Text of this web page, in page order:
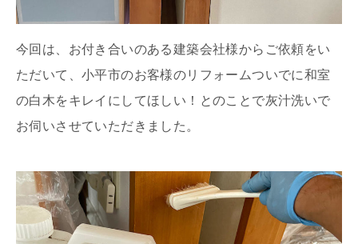
今回は、お付き合いのある建築会社様からご依頼をい
ただいて、小平市のお客様のリフォームついでに和室
の白木をキレイにしてほしい！とのことで灰汁洗いで
お伺いさせていただきました。